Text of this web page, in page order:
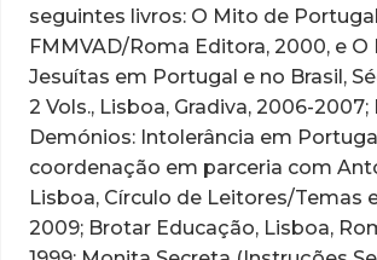
seguintes livros: O Mito de
FMMVAD/Roma Editora, 2000, e O
Jesuítas em Portugal e no Brasil,
2 Vols., Lisboa, Gradiva, 2006-2007;
Demónios: Intolerância em Portugal
coordenação em parceria com
Lisboa, Círculo de Leitores/Temas
2009; Brotar Educação, Lisboa,